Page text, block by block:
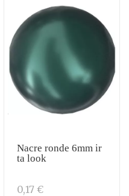
Nacre ronde 6mm ir
ta look
0,17 €